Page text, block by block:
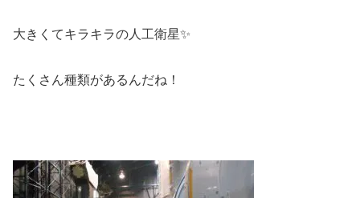
大きくてキラキラの人工衛星✨
たくさん種類があるんだね！